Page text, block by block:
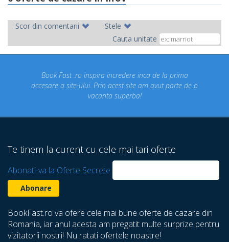
Scor din comentarii
Stele
Cauta unitate
.ro inspira incredere inca de la prima
a site-ului. Prin acest site am avut parte de o
Concediul
un
Te tinem la curent cu cele mai tari oferte
Abonati-va la Oferte Secrete
BookFast.ro va ofere cele mai bune oferte de cazare din
Romania, iar anul acesta am pregatit multe surprize pentru
vizitatorii nostri! Nu ratati ofertele noastre!